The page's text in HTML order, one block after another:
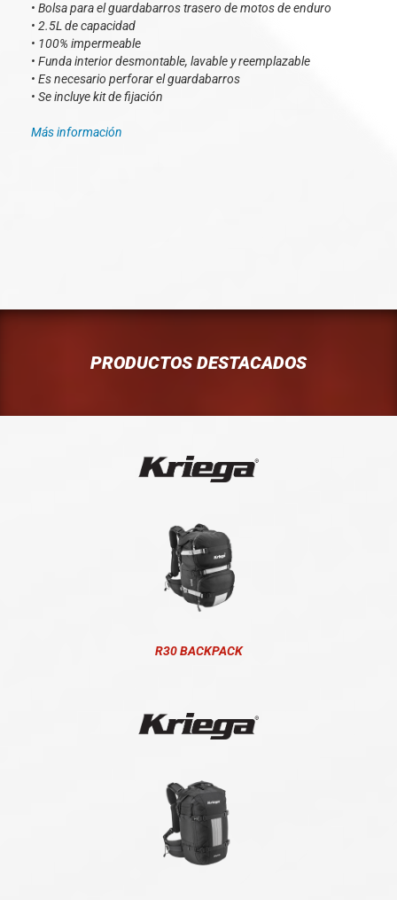
• Bolsa para el guardabarros trasero de motos de enduro
• 2.5L de capacidad
• 100% impermeable
• Funda interior desmontable, lavable y reemplazable
• Es necesario perforar el guardabarros
• Se incluye kit de fijación
Más información
PRODUCTOS DESTACADOS
R30 BACKPACK